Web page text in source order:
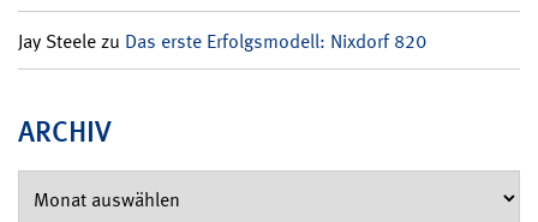
Jay Steelezu Das erste Erfolgsmodell: Nixdorf 820
ARCHIV